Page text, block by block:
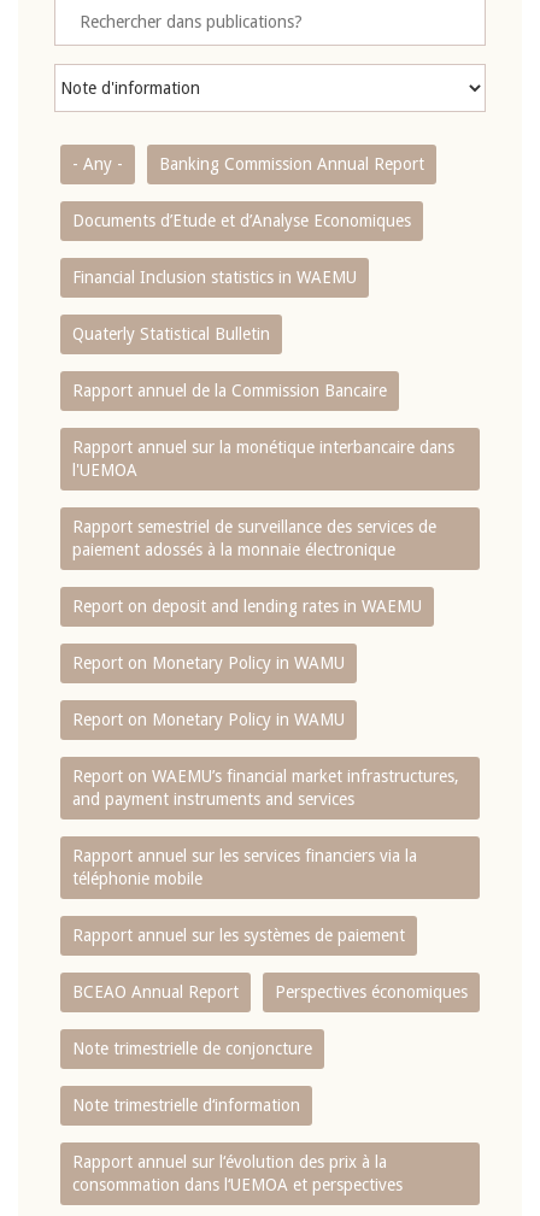
- Any - Banking Commission Annual Report
Documents d’Etude et d’Analyse Economiques
Financial Inclusion statistics in WAEMU
Quaterly Statistical Bulletin
Rapport annuel de la Commission Bancaire
Rapport annuel sur la monétique interbancaire dans
l'UEMOA
Rapport semestriel de surveillance des services de
paiement adossés à la monnaie électronique
Report on deposit and lending rates in WAEMU
Report on Monetary Policy in WAMU
Report on Monetary Policy in WAMU
Report on WAEMU’s financial market infrastructures,
and payment instruments and services
Rapport annuel sur les services financiers via la
téléphonie mobile
Rapport annuel sur les systèmes de paiement
BCEAO Annual Report Perspectives économiques
Note trimestrielle de conjoncture
Note trimestrielle d‘information
Rapport annuel sur l‘évolution des prix à la
consommation dans l‘UEMOA et perspectives